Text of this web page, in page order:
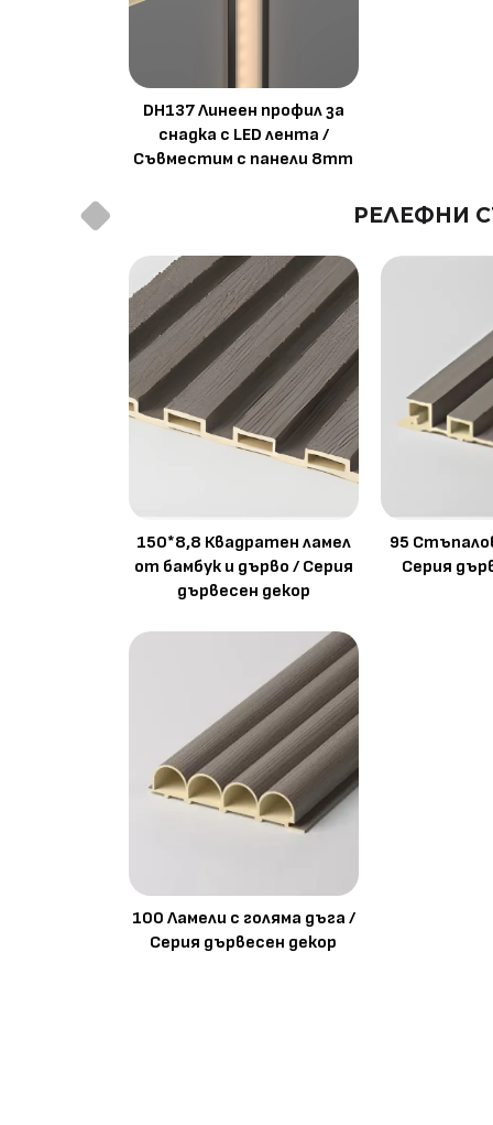
DH137 Линеен профил за
снадка с LED лента /
Съвместим с панели 8mm
РЕЛЕФНИ
150*8,8 Квадратен ламел
от бамбук и дърво / Серия
дървесен декор
95
Серия
100 Ламели с голяма дъга /
Серия дървесен декор